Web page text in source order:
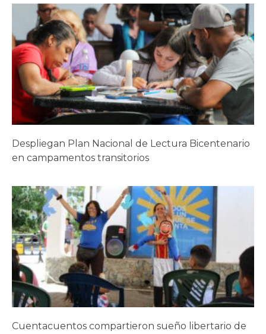
Despliegan Plan Nacional de Lectura Bicentenario
en campamentos transitorios
Cuentacuentos compartieron sueño libertario de